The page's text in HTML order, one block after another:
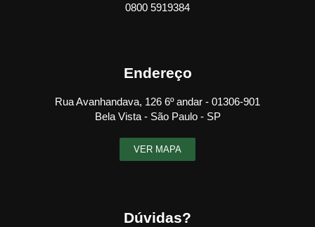
0800 5919384
Endereço
Rua Avanhandava, 126 6º andar - 01306-901
Bela Vista - São Paulo - SP
VER MAPA
Dúvidas?